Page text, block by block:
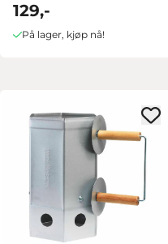
129,-
På lager, kjøp nå!